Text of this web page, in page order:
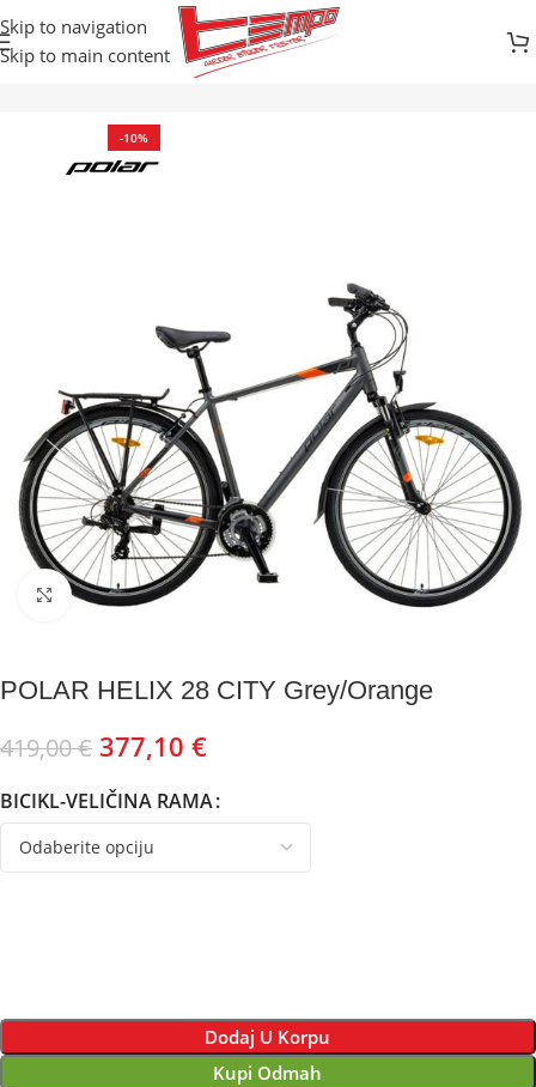
Skip to navigation
Skip to main content
Početna
Bicikli
-10%
Kliknite za uvećanje
POLAR HELIX 28 CITY Grey/Orange
419,00€ 377,10 €
BICIKL-VELIČINA RAMA
Dodaj U Korpu
Kupi Odmah